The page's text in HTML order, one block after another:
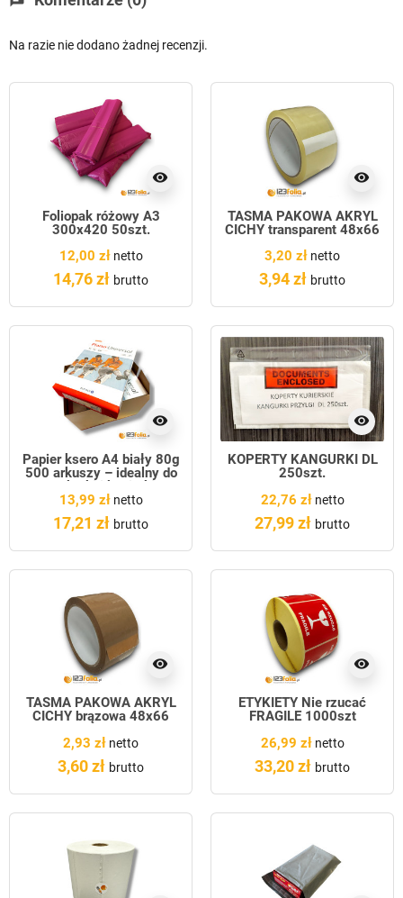
Na razie nie dodano żadnej recenzji.
visibility
Foliopak różowy A3
300x420 50szt.
12,00 złnetto
14,76 zł brutto
visibility
TAŚMA PAKOWA AKRYL
CICHY transparent 48x66
3,20 zł netto
3,94 zł brutto
visibility
Papier ksero A4 biały 80g
500 arkuszy – idealny do
drukarki i kopiarki
13,99 złnetto
17,21 zł brutto
visibility
KOPERTY KANGURKI DL
250szt.
22,76 złnetto
27,99 zł brutto
visibility
TAŚMA PAKOWA AKRYL
CICHY brązowa 48x66
2,93 zł netto
3,60 zł brutto
visibility
ETYKIETY Nie rzucać
FRAGILE 1000szt
26,99 złnetto
33,20 zł brutto